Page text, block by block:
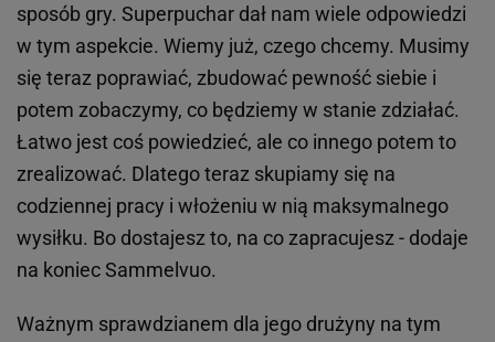
sposób gry. Superpuchar dał nam wiele odpowiedzi
w tym aspekcie. Wiemy już, czego chcemy. Musimy
się teraz poprawiać, zbudować pewność siebie i
potem zobaczymy, co będziemy w stanie zdziałać.
Łatwo jest coś powiedzieć, ale co innego potem to
zrealizować. Dlatego teraz skupiamy się na
codziennej pracy i włożeniu w nią maksymalnego
wysiłku. Bo dostajesz to, na co zapracujesz - dodaje
na koniec Sammelvuo.
Ważnym sprawdzianem dla jego drużyny na tym